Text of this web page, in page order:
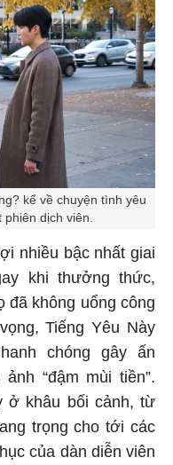
kể về chuyện tình yêu
dịch viên.
nhiều bậc nhất giai
khi thưởng thức,
đã không uổng công
Tiếng Yêu Này
chóng gây ấn
“đậm mùi tiền”.
ở khâu bối cảnh, từ
trọng cho tới các
của dàn diễn viên